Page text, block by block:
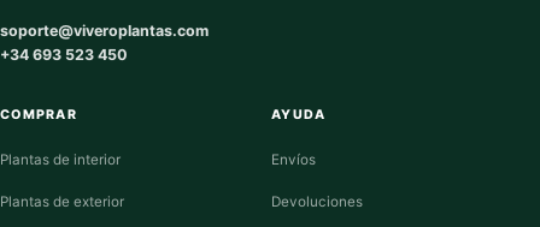
soporte@viveroplantas.com
+34 693 523 450
COMPRAR
Plantas de interior
Plantas de exterior
AYUDA
Envíos
Devoluciones